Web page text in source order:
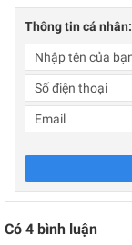
Thông tin cá nhân:
Có 4 bình luận